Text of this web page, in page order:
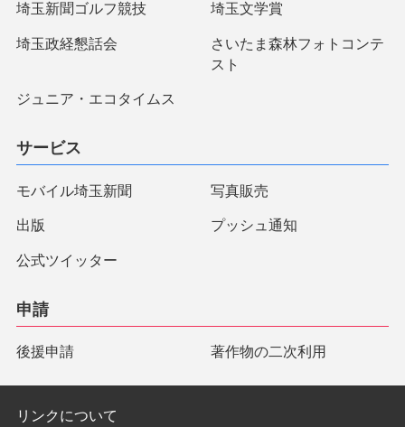
埼玉新聞ゴルフ競技 埼玉文学賞
埼玉政経懇話会
さいたま森林フォトコンテ
スト
ジュニア・エコタイムス
サービス
モバイル埼玉新聞 写真販売
出版 プッシュ通知
公式ツイッター
申請
後援申請 著作物の二次利用
リンクについて